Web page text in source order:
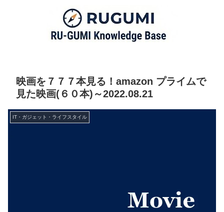
映画を７７７本見る！amazon プライムで
見た映画(６０本)～2022.08.21
IT・ガジェット・ライフスタイル